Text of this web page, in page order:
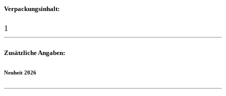
Verpackungsinhalt:
1
Zusätzliche Angaben:
Neuheit 2026